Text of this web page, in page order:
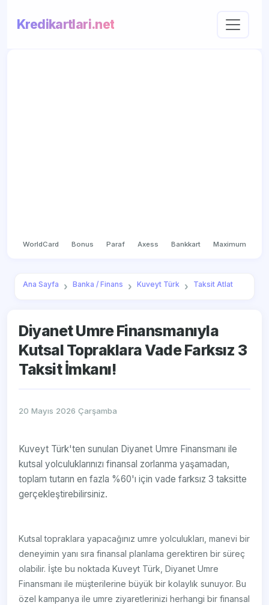
Kredikartlari.net
WorldCard Bonus Paraf Axess Bankkart Maximum
Ana Sayfa Banka / Finans Kuveyt Türk Taksit Atlat
Diyanet Umre Finansmanıyla
Kutsal Topraklara Vade Farksız 3
Taksit İmkanı!
20 Mayıs 2026 Çarşamba
Kuveyt Türk'ten sunulan Diyanet Umre Finansmanı ile
kutsal yolculuklarınızı finansal zorlanma yaşamadan,
toplam tutarın en fazla %60'ı için vade farksız 3 taksitte
gerçekleştirebilirsiniz.
Kutsal topraklara yapacağınız umre yolculukları, manevi bir
deneyimin yanı sıra finansal planlama gerektiren bir süreç
olabilir. İşte bu noktada Kuveyt Türk, Diyanet Umre
Finansmanı ile müşterilerine büyük bir kolaylık sunuyor. Bu
özel kampanya ile umre ziyaretlerinizi herhangi bir finansal